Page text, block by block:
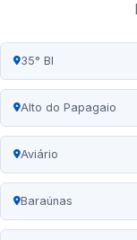
35° BI
Alto do Papagaio
Aviário
Baraúnas